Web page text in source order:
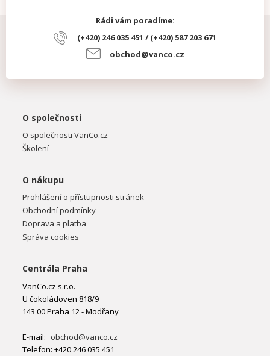
Rádi vám poradíme:
(+420) 246 035 451 / (+420) 587 203 671
obchod@vanco.cz
O společnosti
O společnosti VanCo.cz
Školení
O nákupu
Prohlášení o přístupnosti stránek
Obchodní podmínky
Doprava a platba
Správa cookies
Centrála Praha
VanCo.cz s.r.o.
U čokoládoven 818/9
143 00 Praha 12 - Modřany
E-mail: obchod@vanco.cz
Telefon: +420 246 035 451